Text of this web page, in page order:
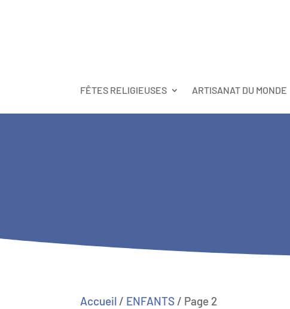
FÊTES RELIGIEUSES ARTISANAT DU MONDE
Accueil / ENFANTS / Page 2